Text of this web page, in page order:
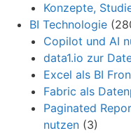
Konzepte,
BI Technologie
Copilot und AI
data1.io zur
Excel als BI
Fabric als
Paginated
nutzen (3)